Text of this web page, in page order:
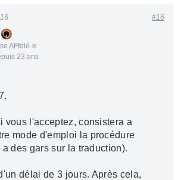
AFfolé·e
23 ans
#16
vous l'acceptez, consistera a
mode d'emploi la procédure
des gars sur la traduction).
délai de 3 jours. Après cela,